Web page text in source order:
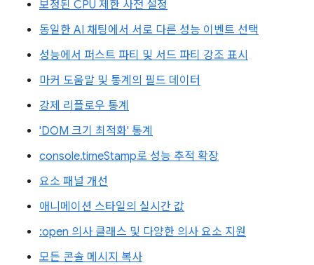
보정된 CPU 제한 사전 설정
동일한 AI 채팅에서 서로 다른 성능 이벤트 선택
성능에서 퍼스트 파티 및 서드 파티 강조 표시
마커 도움말 및 통계의 필드 데이터
강제 리플로우 통계
'DOM 크기 최적화' 통계
console.timeStamp로 성능 추적 확장
요소 패널 개선
애니메이션 스타일의 실시간 값
:open 의사 클래스 및 다양한 의사 요소 지원
모든 콘솔 메시지 복사